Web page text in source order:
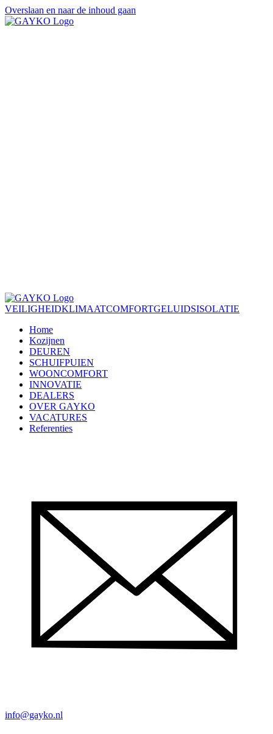
Overslaan en naar de inhoud gaan
VEILIGHEIDKLIMAATCOMFORTGELUIDSISOLATIE
Home
Kozijnen
DEUREN
SCHUIFPUIEN
WOONCOMFORT
INNOVATIE
DEALERS
OVER GAYKO
VACATURES
Referenties
info@gayko.nl